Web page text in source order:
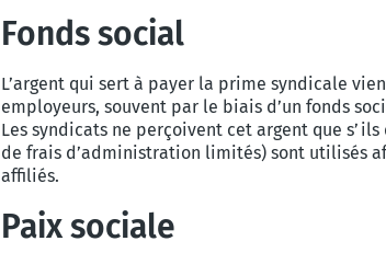
Fonds social
L’argent qui sert à payer la prime syndicale
employeurs, souvent par le biais d’un fonds
Les syndicats ne perçoivent cet argent que
de frais d’administration limités) sont utilisés
affiliés.
Paix sociale